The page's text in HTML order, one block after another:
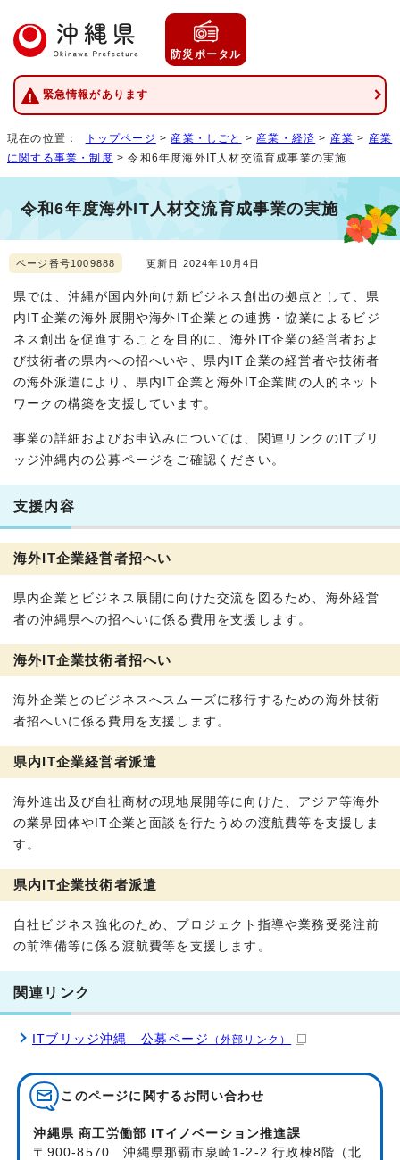
防災ポータル
緊急情報があります
現在の位置： トップページ > 産業・しごと > 産業・経済 > 産業 > 産業
に関する事業・制度 > 令和6年度海外IT人材交流育成事業の実施
令和6年度海外IT人材交流育成事業の実施
ページ番号1009888 更新日 2024年10月4日
県では、沖縄が国内外向け新ビジネス創出の拠点として、県
内IT企業の海外展開や海外IT企業との連携・協業によるビジ
ネス創出を促進することを目的に、海外IT企業の経営者およ
び技術者の県内への招へいや、県内IT企業の経営者や技術者
の海外派遣により、県内IT企業と海外IT企業間の人的ネット
ワークの構築を支援しています。
事業の詳細およびお申込みについては、関連リンクのITブリ
ッジ沖縄内の公募ページをご確認ください。
支援内容
海外IT企業経営者招へい
県内企業とビジネス展開に向けた交流を図るため、海外経営
者の沖縄県への招へいに係る費用を支援します。
海外IT企業技術者招へい
海外企業とのビジネスへスムーズに移行するための海外技術
者招へいに係る費用を支援します。
県内IT企業経営者派遣
海外進出及び自社商材の現地展開等に向けた、アジア等海外
の業界団体やIT企業と面談を行たうめの渡航費等を支援しま
す。
県内IT企業技術者派遣
自社ビジネス強化のため、プロジェクト指導や業務受発注前
の前準備等に係る渡航費等を支援します。
関連リンク
ITブリッジ沖縄 公募ページ （外部リンク）
このページに関する お問い合わせ
沖縄県 商工労働部 ITイノベーション推進課
〒900-8570 沖縄県那覇市泉崎1-2-2 行政棟8階（北